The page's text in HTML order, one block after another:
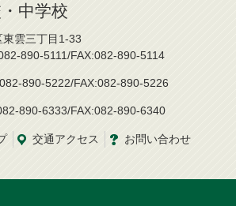
中学校
雲三丁目1-33
890-5111/FAX:082-890-5114
890-5222/FAX:082-890-5226
890-6333/FAX:082-890-6340
交通アクセス お問い合わせ